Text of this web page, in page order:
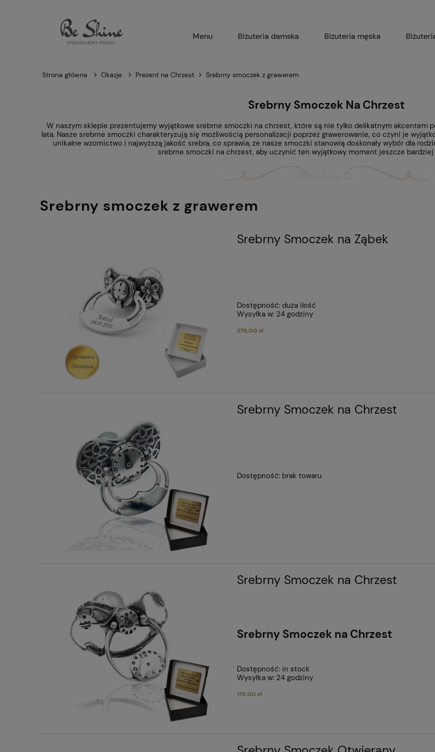
Menu Biżuteria damska Biżuteria męska
Strona główna Okazje Prezent na Chrzest Srebrny smoczek z grawerem
Srebrny Smoczek Na Chrzest
W naszym sklepie prezentujemy wyjątkowe srebrne smoczki na chrzest, które są nie tylko delikatnym akcentem
lata. Nasze srebrne smoczki charakteryzują się możliwością personalizacji poprzez grawerowanie, co czyni je
unikalne wzornictwo i najwyższą jakość srebra, co sprawia, że nasze smoczki stanowią doskonały wybór dla
srebrne smoczki na chrzest, aby uczynić ten wyjątkowy moment jeszcze
Srebrny smoczek z grawerem
Srebrny Smoczek na Ząbek
Dostępność: duża ilość
Wysyłka w: 24 godziny
279,00 zł
Srebrny Smoczek na Chrzest
Dostępność: brak towaru
Srebrny Smoczek na Chrzest
Srebrny Smoczek na Chrzest
Dostępność: in stock
Wysyłka w: 24 godziny
179,00 zł